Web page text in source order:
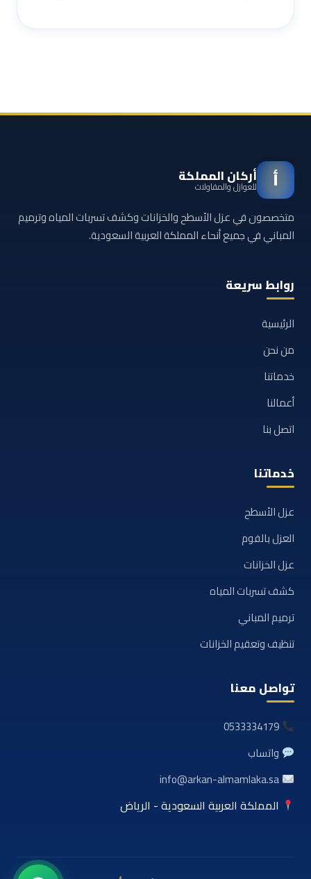
أ أركان المملكة
للعوازل والمقاولات
متخصصون في عزل الأسطح والخزانات وكشف تسربات المياه وترميم
المباني في جميع أنحاء المملكة العربية السعودية.
روابط سريعة
الرئيسية
من نحن
خدماتنا
أعمالنا
اتصل بنا
خدماتنا
عزل الأسطح
العزل بالفوم
عزل الخزانات
كشف تسربات المياه
ترميم المباني
تنظيف وتعقيم الخزانات
تواصل معنا
0533334179
واتساب
info@arkan-almamlaka.sa
المملكة العربية السعودية - الرياض